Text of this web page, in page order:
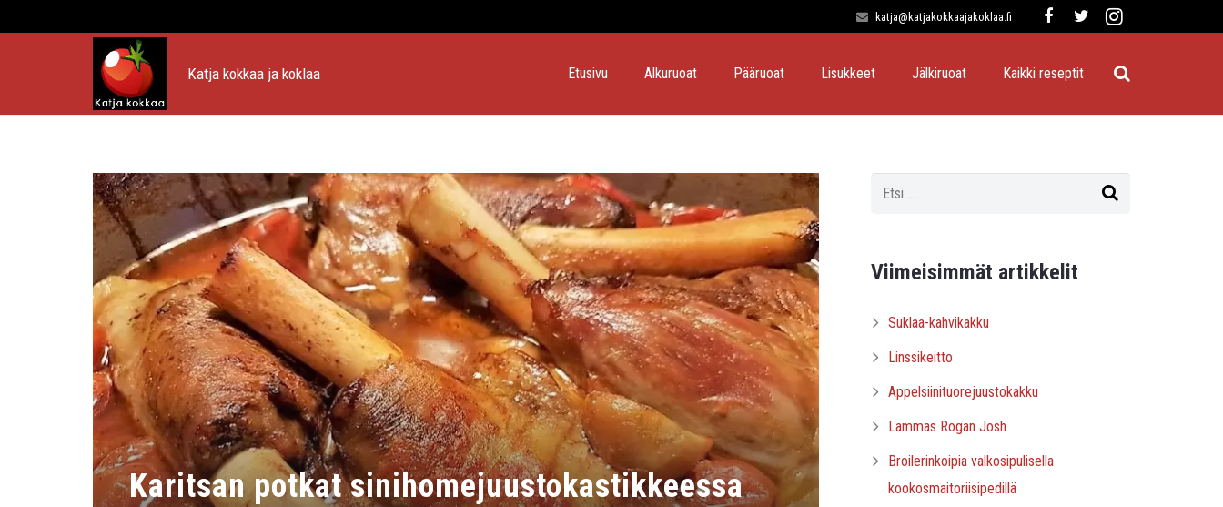
katja@katjakokkaajakoklaa.fi
Katja kokkaa ja koklaa Etusivu Alkuruoat Pääruoat Lisukkeet Jälkiruoat Kaikki reseptit
Karitsan potkat sinihomejuustokastikkeessa
Viimeisimmät artikkelit
Suklaa-kahvikakku
Linssikeitto
Appelsiinituorejuustokakku
Lammas Rogan Josh
Broilerinkoipia valkosipulisella
kookosmaitoriisipedillä